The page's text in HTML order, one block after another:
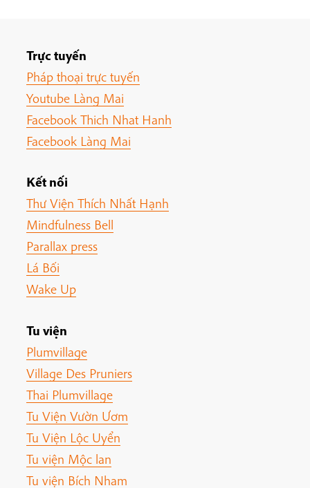
Trực tuyến
Pháp thoại trực tuyến
Youtube Làng Mai
Facebook Thich Nhat Hanh
Facebook Làng Mai
Kết nối
Thư Viện Thích Nhất Hạnh
Mindfulness Bell
Parallax press
Lá Bối
Wake Up
Tu viện
Plumvillage
Village Des Pruniers
Thai Plumvillage
Tu Viện Vườn Ươm
Tu Viện Lộc Uyển
Tu viện Mộc lan
Tu viện Bích Nham